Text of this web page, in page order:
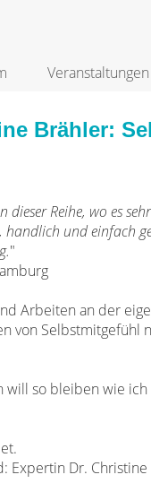
Veranstaltungen
Brähler:
dieser Reihe, wo es
und einfach
"
Arbeiten an der
von Selbstmitgefühl
will so bleiben wie ich
Expertin Dr.